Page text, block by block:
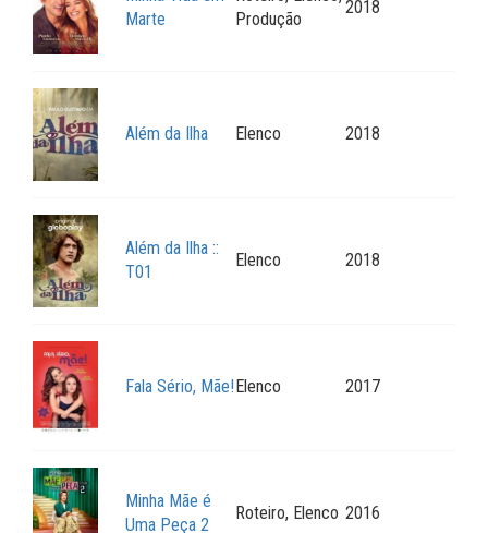
Marte
Produção
2018
Além da Ilha Elenco 2018
Além da Ilha ::
T01
Elenco 2018
Fala Sério, Mãe! Elenco 2017
Minha Mãe é
Uma Peça 2
Roteiro, Elenco 2016